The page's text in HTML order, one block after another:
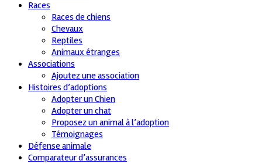
Races
Races de chiens
Chevaux
Reptiles
Animaux étranges
Associations
Ajoutez une association
Histoires d’adoptions
Adopter un Chien
Adopter un chat
Proposez un animal à l’adoption
Témoignages
Défense animale
Comparateur d’assurances